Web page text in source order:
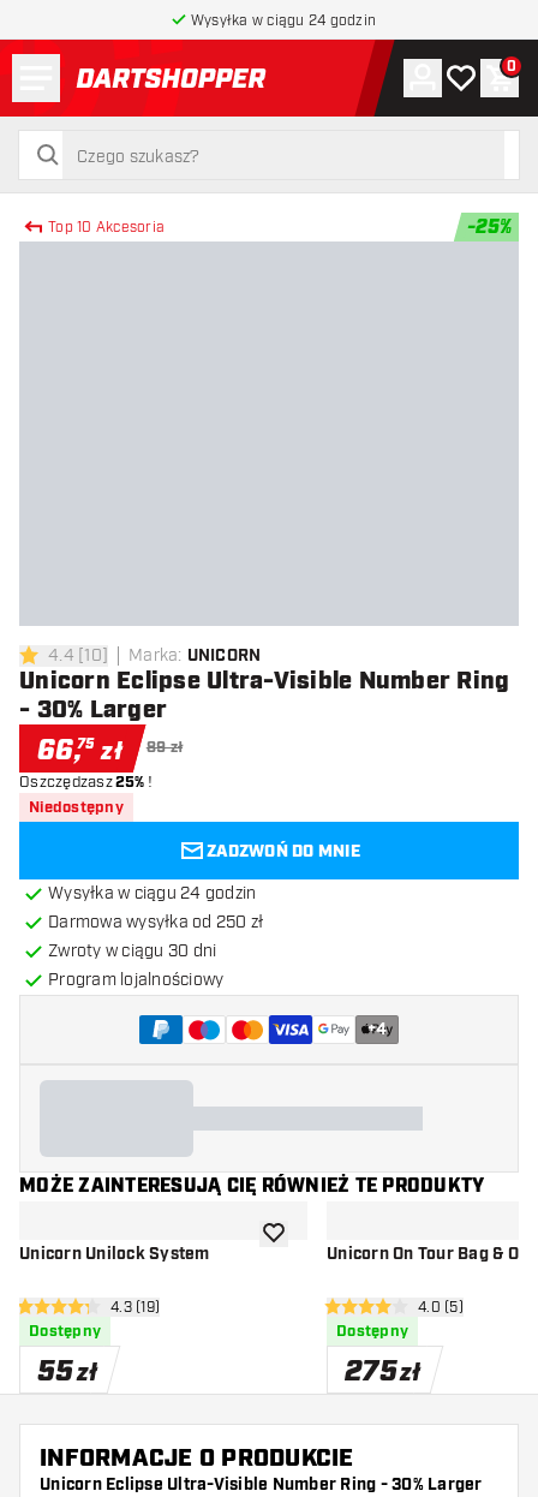
Wysyłka w ciągu 24 godzin
powrót do strony głównej
szukaj
szukaj
Konto
Moja lista
0
Top 10 Akcesoria -25%
4.4 gwiazdki oceny
4.4 [10] Marka: UNICORN
Unicorn Eclipse Ultra-Visible Number Ring
- 30% Larger
66,75 zł 89 zł
Oszczędzasz25% !
Niedostępny
ZADZWOŃ DO MNIE
Wysyłka w ciągu 24 godzin
Darmowa wysyłka od 250 zł
Zwroty w ciągu 30 dni
Program lojalnościowy
+4
MOŻE ZAINTERESUJĄ CIĘ RÓWNIEŻ TE PRODUKTY
Unicorn Unilock System
otwórz panel recenzji
4.3 gwiazdki oceny
4.3 (19)
Dostępny
55zł
dodaj do listy życzeń
Unicorn On Tour Bag &
otwórz panel
4 gwiazdki oceny4.0 (5)
Dostępny
275zł
INFORMACJE O PRODUKCIE
Unicorn Eclipse Ultra-Visible Number Ring - 30% Larger